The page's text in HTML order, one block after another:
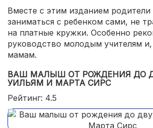
Вместе с этим изданием родители
заниматься с ребенком сами, не
на платные кружки. Особенно
руководство молодым учителям
мамам.
ВАШ МАЛЫШ ОТ РОЖДЕНИЯ ДО
УИЛЬЯМ И МАРТА СИРС
Рейтинг: 4.5